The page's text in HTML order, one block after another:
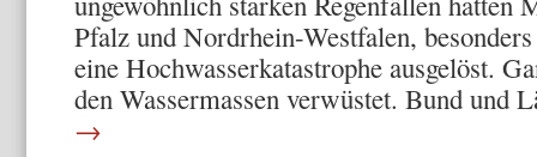
Pfalz und Nordrhein-Westfalen,
eine Hochwasserkatastrophe ausgelöst.
den Wassermassen verwüstet. Bund und
→